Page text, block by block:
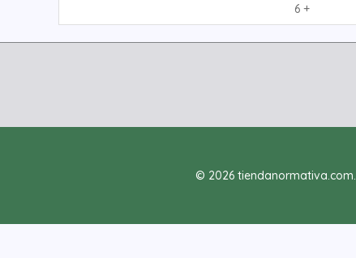
6 +
© 2026 tiendanormativa.com.